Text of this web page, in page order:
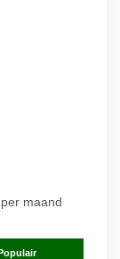
maand